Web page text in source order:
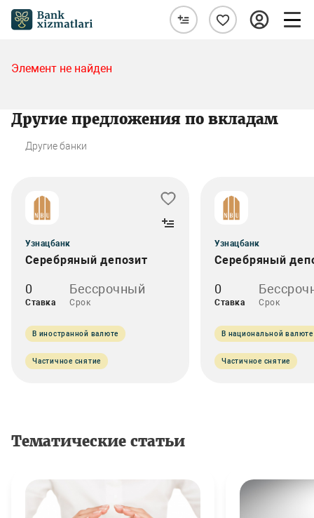
Элемент не найден
Другие предложения по вкладам
Другие банки
Узнацбанк
Серебряный депозит
0
Ставка
Бессрочный
Срок
В иностранной валюте
Частичное снятие
Узнацбанк
Серебряный
0
Ставка Срок
В национальной валюте
Частичное снятие
Тематические статьи